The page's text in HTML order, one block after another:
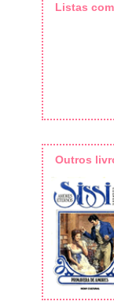
Listas
Outros